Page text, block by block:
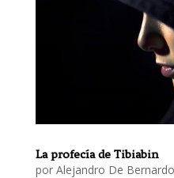
La profecía de Tibiabin
por Alejandro De Bernardo